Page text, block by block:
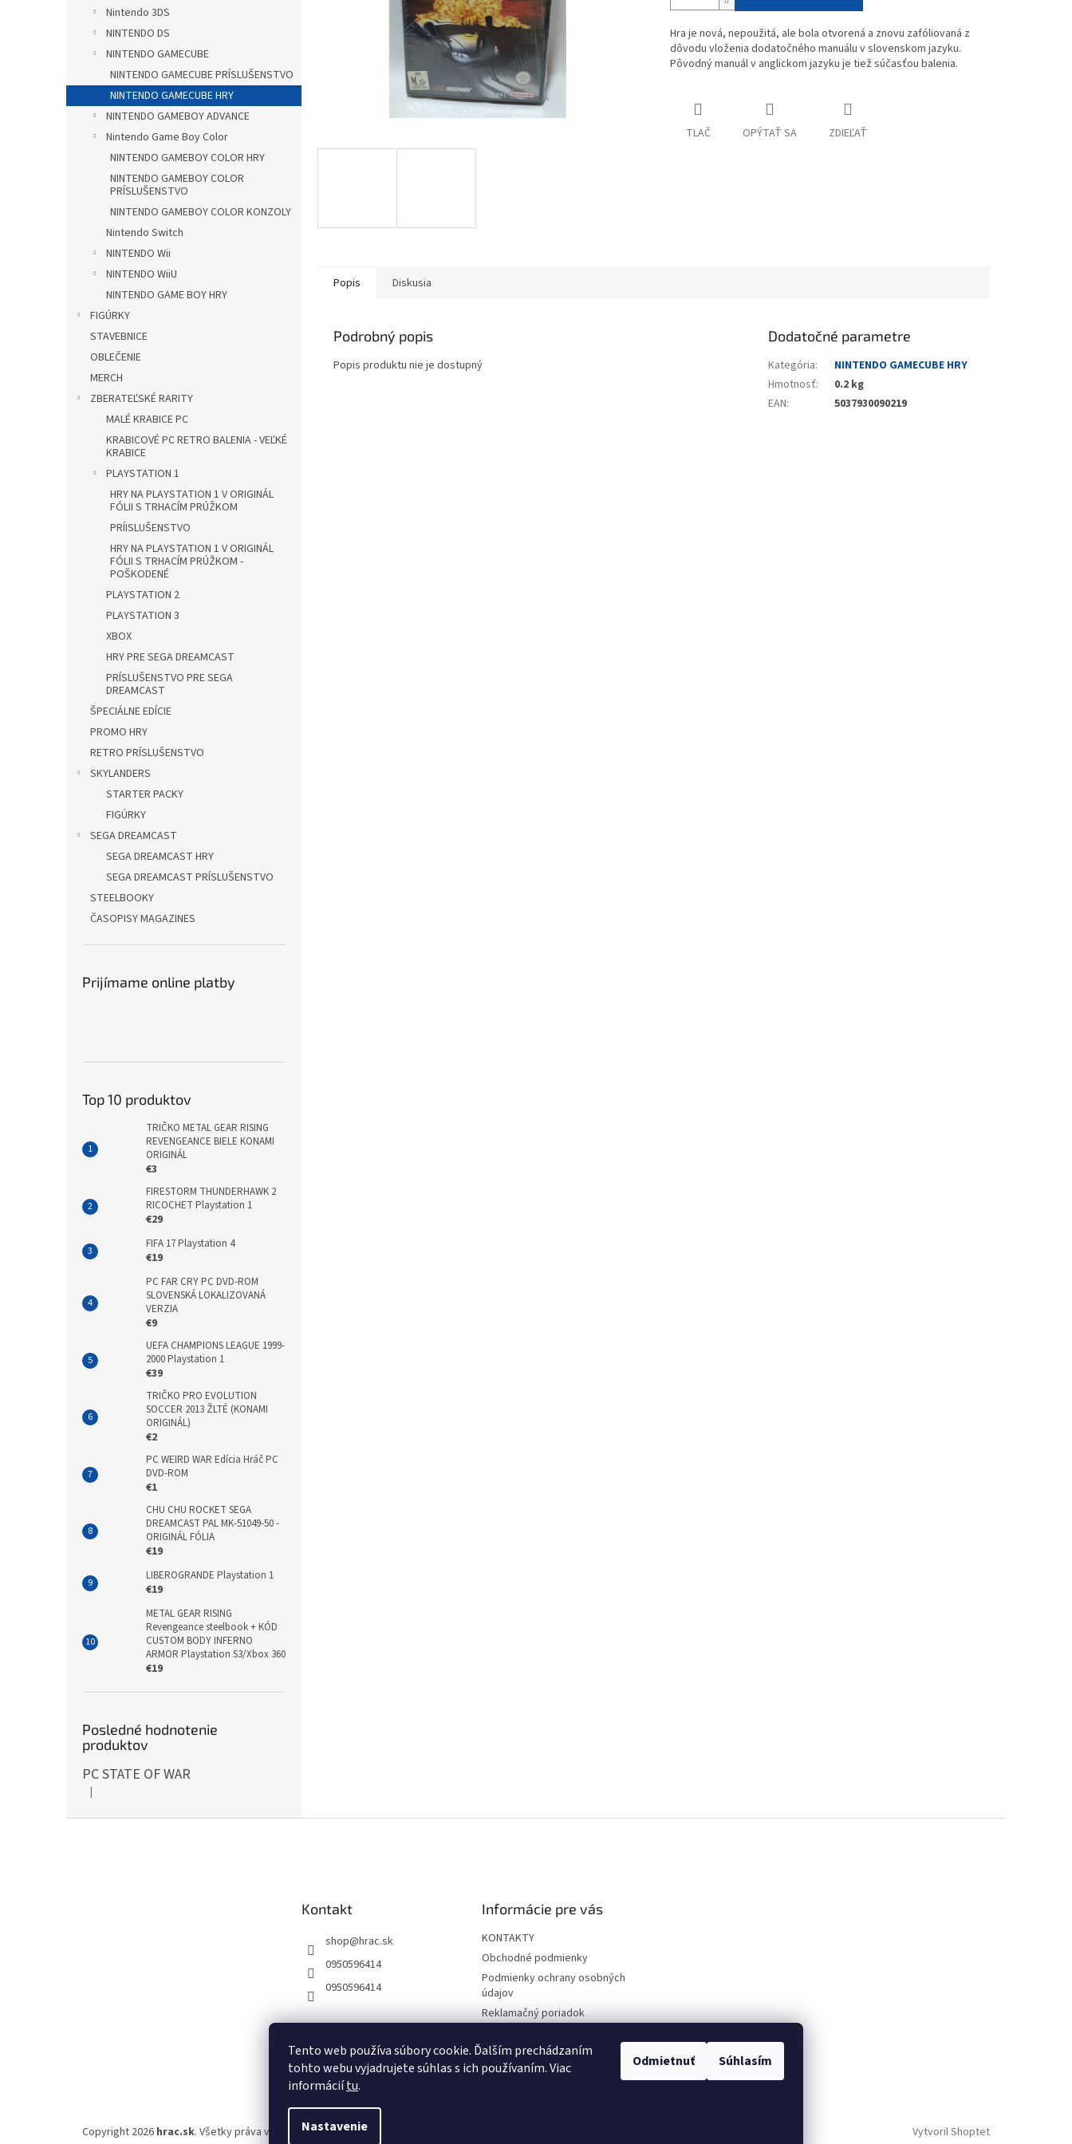
Tento web používa súbory cookie. Ďalším prechádzaním
tohto webu vyjadrujete súhlas s ich používaním. Viac
informáciítu.
Nastavenie
Odmietnuť Súhlasím
Nintendo 3DS
NINTENDO DS
NINTENDO GAMECUBE
NINTENDO GAMECUBE PRÍSLUŠENSTVO
NINTENDO GAMECUBE HRY
NINTENDO GAMEBOY ADVANCE
Nintendo Game Boy Color
NINTENDO GAMEBOY COLOR HRY
NINTENDO GAMEBOY COLOR
PRÍSLUŠENSTVO
NINTENDO GAMEBOY COLOR KONZOLY
Nintendo Switch
NINTENDO Wii
NINTENDO WiiU
NINTENDO GAME BOY HRY
FIGÚRKY
STAVEBNICE
OBLEČENIE
MERCH
ZBERATEĽSKÉ RARITY
MALÉ KRABICE PC
KRABICOVÉ PC RETRO BALENIA - VEĽKÉ
KRABICE
PLAYSTATION 1
HRY NA PLAYSTATION 1 V ORIGINÁL
FÓLII S TRHACÍM PRÚŽKOM
PRÍISLUŠENSTVO
HRY NA PLAYSTATION 1 V ORIGINÁL
FÓLII S TRHACÍM PRÚŽKOM -
POŠKODENÉ
PLAYSTATION 2
PLAYSTATION 3
XBOX
HRY PRE SEGA DREAMCAST
PRÍSLUŠENSTVO PRE SEGA
DREAMCAST
ŠPECIÁLNE EDÍCIE
PROMO HRY
RETRO PRÍSLUŠENSTVO
SKYLANDERS
STARTER PACKY
FIGÚRKY
SEGA DREAMCAST
SEGA DREAMCAST HRY
SEGA DREAMCAST PRÍSLUŠENSTVO
STEELBOOKY
ČASOPISY MAGAZINES
Prijímame online platby
Top 10 produktov
TRIČKO METAL GEAR RISING
REVENGEANCE BIELE KONAMI
ORIGINÁL
€3
FIRESTORM THUNDERHAWK 2
RICOCHET Playstation 1
€29
FIFA 17 Playstation 4
€19
PC FAR CRY PC DVD-ROM
SLOVENSKÁ LOKALIZOVANÁ
VERZIA
€9
UEFA CHAMPIONS LEAGUE 1999-
2000 Playstation 1
€39
TRIČKO PRO EVOLUTION
SOCCER 2013 ŽLTÉ (KONAMI
ORIGINÁL)
€2
PC WEIRD WAR Edícia Hráč PC
DVD-ROM
€1
CHU CHU ROCKET SEGA
DREAMCAST PAL MK-51049-50 -
ORIGINÁL FÓLIA
€19
LIBEROGRANDE Playstation 1
€19
METAL GEAR RISING
Revengeance steelbook + KÓD
CUSTOM BODY INFERNO
ARMOR Playstation S3/Xbox 360
€19
Posledné hodnotenie
produktov
PC STATE OF WAR
Hodnotenie produktu je 5 z 5 hviezdičiek.
|
Hra je nová, nepoužitá, ale bola otvorená a znovu zafóliovaná z
dôvodu vloženia dodatočného manuálu v slovenskom jazyku.
Pôvodný manuál v anglickom jazyku je tiež súčasťou balenia.
TLAČ OPÝTAŤ SA ZDIEĽAŤ
Popis Diskusia
Podrobný popis
Popis produktu nie je dostupný
Dodatočné parametre
Kategória:
NINTENDO GAMECUBE HRY
Hmotnosť:
0.2 kg
EAN: 5037930090219
Kontakt
shop@hrac.sk
0950596414
0950596414
Informácie pre vás
KONTAKTY
Obchodné podmienky
Podmienky ochrany osobných
údajov
Reklamačný poriadok
zmluvy
Reklamačný formulár
Vytvoril Shoptet
Copyright 2026 hrac.sk. Všetky práva vyhradené.Upraviť nastavenie cookies